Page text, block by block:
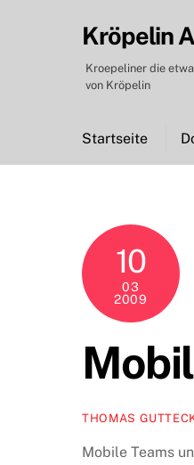
Kröpelin
Kroepeliner die
von Kröpelin
Startseite
10
03
2009
THOMAS
Mobile Teams